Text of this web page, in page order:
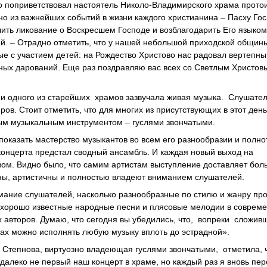
настоятель Николо-Владимирского храма
важнейших событий в жизни каждого христианина – Пасху
ликование о Воскресшем Господе и возблагодарить Его
– Отрадно отметить, что у нашей небольшой приходской
с участием детей: на Рождество Христово нас радовал
дарований. Еще раз поздравляю вас всех со Светлым
из старейших храмов зазвучала живая музыка.
Стоит отметить, что для многих из присутствующих в этот день
музыкальным инструментом – гуслями звончатыми.
мастерство музыкантов во всем его разнообразии и
предстал сводный ансамбль. И каждая новый выход на
Видно было, что самим артистам выступление доставляет
артистичны и полностью владеют вниманием слушателей.
слушателей, насколько разнообразные по стилю и жанру
известные народные песни и плясовые мелодии в
Думаю, что сегодня вы убедились, что, вопреки
можно исполнять любую музыку вплоть до эстрадной».
виртуозно владеющая гуслями звончатыми, отметила,
не первый наш концерт в храме, но каждый раз я вновь